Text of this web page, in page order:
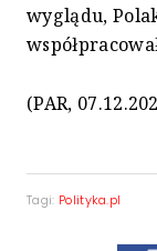
wyglądu,
(PAR,
Tagi: Polityka.pl